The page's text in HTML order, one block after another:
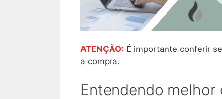
ATENÇÃO: É importante conferir
a compra.
Entendendo melhor